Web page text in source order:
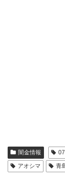
闇金情報
アオシマ
青